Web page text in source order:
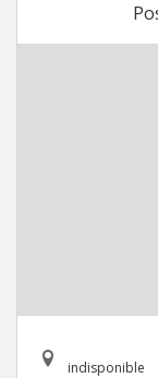
indisponible